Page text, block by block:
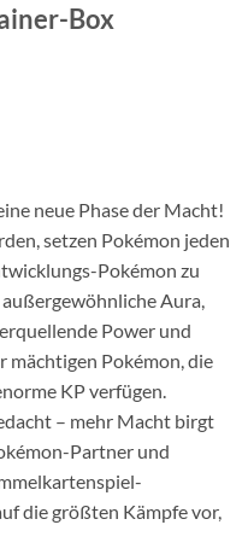
Box
neue Phase der Macht!
setzen Pokémon jeden
Pokémon zu
Aura,
Power und
mächtigen Pokémon, die
KP verfügen.
– mehr Macht birgt
Partner und
die größten Kämpfe vor,